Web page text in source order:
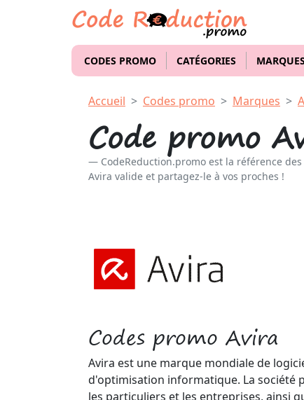
CODES PROMO CATÉGORIES MARQUES
Accueil Codes promo Marques A
Code promo
CodeReduction.promo est la référence
Avira valide et partagez-le à vos proches !
Codes promo Avira
Avira est une marque mondiale de
d'optimisation informatique. La société
les particuliers et les entreprises, ainsi